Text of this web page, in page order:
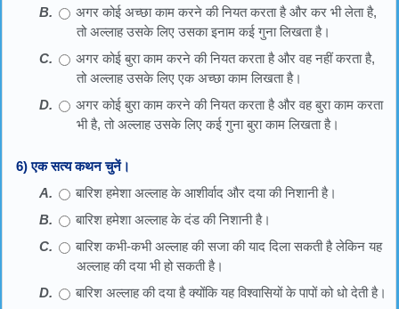
अगर कोई अच्छा काम करने की नियत करता है और कर भी लेता है,
तो अल्लाह उसके लिए उसका इनाम कई गुना लिखता है।
अगर कोई बुरा काम करने की नियत करता है और वह नहीं करता है,
तो अल्लाह उसके लिए एक अच्छा काम लिखता है।
अगर कोई बुरा काम करने की नियत करता है और वह बुरा काम करता
भी है, तो अल्लाह उसके लिए कई गुना बुरा काम लिखता है।
6) एक सत्य कथन चुनें।
बारिश हमेशा अल्लाह के आशीर्वाद और दया की निशानी है।
बारिश हमेशा अल्लाह के दंड की निशानी है।
बारिश कभी-कभी अल्लाह की सजा की याद दिला सकती है लेकिन यह
अल्लाह की दया भी हो सकती है।
बारिश अल्लाह की दया है क्योंकि यह विश्वासियों के पापों को धो देती है।